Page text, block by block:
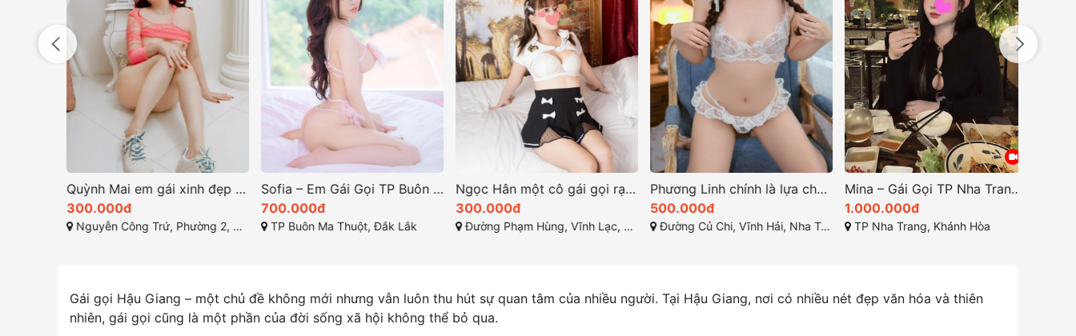
Quỳnh Mai em gái xinh đẹp và quyến rũ ở Bảo Lộc
300.000đ
Nguyễn Công Trứ, Phường 2, Thành phố Bảo Lộc, Tỉnh Lâm Đồng
Sofia – Em Gái Gọi TP Buôn Ma Thuột Cao Cấp Đầy Cuốn Hút, Quyến Rũ Muốn Điên Đảo
700.000đ
TP Buôn Ma Thuột, Đắk Lắk
Ngọc Hân một cô gái gọi rạch giá xinh xắn vẻ đẹp ngọt ngào
300.000đ
Đường Phạm Hùng, Vĩnh Lạc, Rạch Giá, Kiên Giang
Phương Linh chính là lựa chọn hoàn hảo cho cuộc chơi
500.000đ
Đường Củ Chi, Vĩnh Hải, Nha Trang, Khánh Hòa
Mina – Gái Gọi TP Nha Trang Teen 2k7 Dễ Thương Mê Hoặc
1.000.000đ
TP Nha Trang, Khánh Hòa
Gái gọi Hậu Giang – một chủ đề không mới nhưng vẫn luôn thu hút sự quan tâm của nhiều người. Tại Hậu Giang, nơi có nhiều nét đẹp văn hóa và thiên
nhiên, gái gọi cũng là một phần của đời sống xã hội không thể bỏ qua.